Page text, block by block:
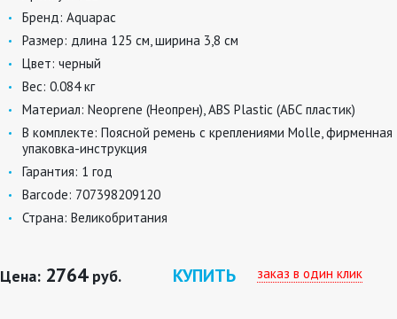
Бренд: Aquapac
Размер: длина 125 см, ширина 3,8 см
Цвет: черный
Вес: 0.084 кг
Материал: Neoprene (Неопрен), ABS Plastic (АБС пластик)
В комплекте: Поясной ремень с креплениями Molle, фирменная
упаковка-инструкция
Гарантия: 1 год
Barcode: 707398209120
Страна: Великобритания
Цена: 2764руб. КУПИТЬ заказ в один клик